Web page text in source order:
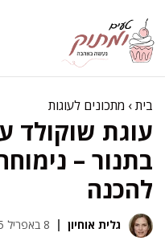
לתוכן
בית› מתכונים לעוגות
עוגת שוקולד
בתנור –
להכנה
גלית אוחיון 8 באפריל 2025